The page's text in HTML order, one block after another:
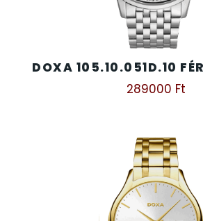
DOXA 105.10.051D.10
289000 Ft